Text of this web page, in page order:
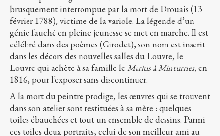
brusquement interrompue par la mort de Drouais (13
février 1788), victime de la variole. La légende d’un
génie fauché en pleine jeunesse se met en marche. Il est
célébré dans des poèmes (Girodet), son nom est inscrit
dans les décors des nouvelles salles du Louvre, le
Louvre qui achète à sa famille le Marius à Minturnes,en
1816, pour l’exposer sans discontinuer.
A la mort du peintre prodige, les œuvres qui se trouvent
dans son atelier sont restituées à sa mère : quelques
toiles ébauchées et tout un ensemble de dessins. Parmi
ces toiles deux portraits, celui de son meilleur ami au